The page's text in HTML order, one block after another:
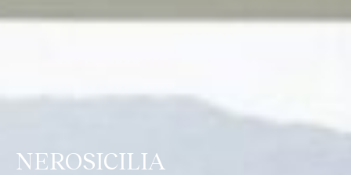
NEROSICILIA